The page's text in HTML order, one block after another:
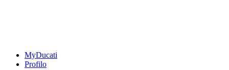
MyDucati
Profilo